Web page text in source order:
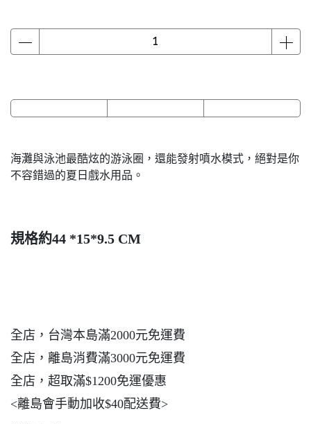
海灘與泳池最酷炫的游泳圈，還能發射噴水模式，絕對是你
不容錯過的夏日戲水用品。
規格約44 *15*9.5 CM
全店，台灣本島滿2000元免運費
全店，離島消費滿3000元免運費
全店，超取滿$1200免運優惠
<離島會手動加收$40配送費>